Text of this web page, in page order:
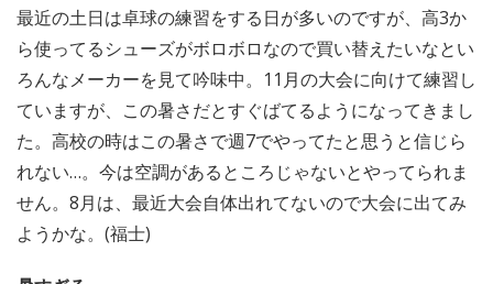
最近の土日は卓球の練習をする日が多いのですが、高3か
ら使ってるシューズがボロボロなので買い替えたいなとい
ろんなメーカーを見て吟味中。11月の大会に向けて練習し
ていますが、この暑さだとすぐばてるようになってきまし
た。高校の時はこの暑さで週7でやってたと思うと信じら
れない…。今は空調があるところじゃないとやってられま
せん。8月は、最近大会自体出れてないので大会に出てみ
ようかな。(福士)